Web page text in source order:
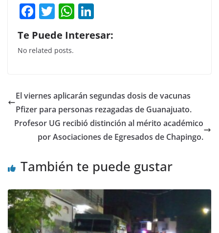
F
a
c
e
o
o
k
T
w
itt
er
W
h
at
p
p
k
n
Te Puede Interesar:
No related posts.
El viernes aplicarán segundas dosis de vacunas
Pfizer para personas rezagadas de Guanajuato.
Profesor UG recibió distinción al mérito académico
por Asociaciones de Egresados de Chapingo.
También te puede gustar